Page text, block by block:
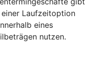
Laufzeitoption
eines
nutzen.